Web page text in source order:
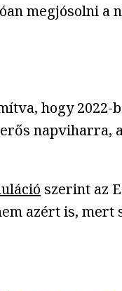
megjósolni
hogy 2022-
napviharra,
szerint az
azért is, mert